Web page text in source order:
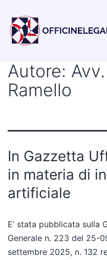
Autore:
Ramello
In Gazzetta
in materia di
artificiale
E’ stata pubblicata sulla
Generale n. 223 del 25-
settembre 2025, n. 132